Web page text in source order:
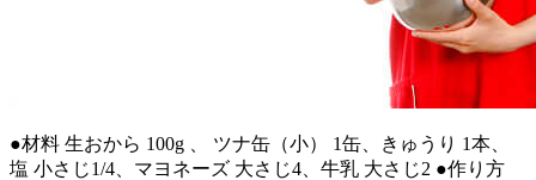
●材料 生おから 100g 、 ツナ缶（小） 1缶、きゅうり 1本、
塩 小さじ1/4、マヨネーズ 大さじ4、牛乳 大さじ2 ●作り方